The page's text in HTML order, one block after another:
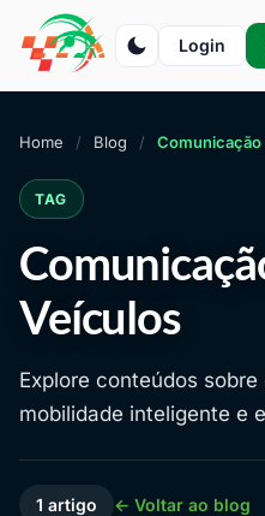
Login
Home Blog
TAG
Veículos
Explore conteúdos
mobilidade inteligente e
1 artigo ← Voltar ao blog